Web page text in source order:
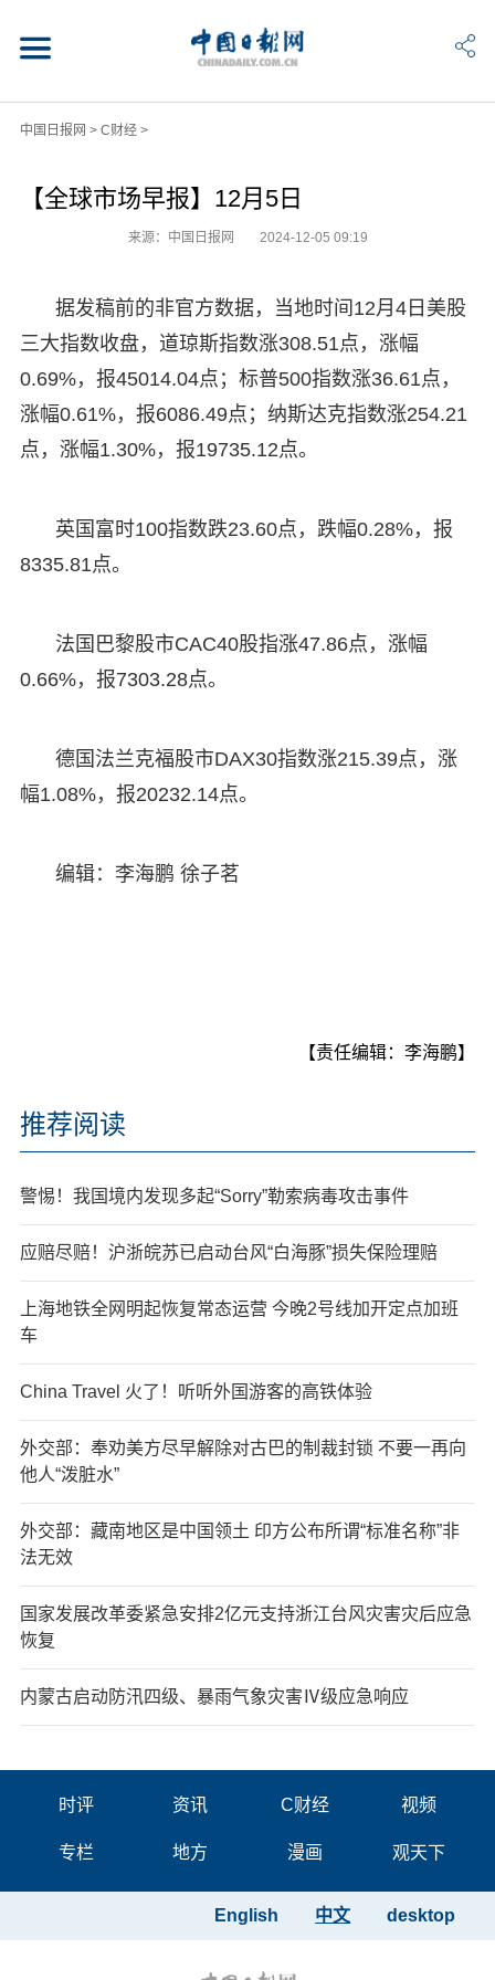
中国日报网 > C财经>
【全球市场早报】12月5日
来源：中国日报网 2024-12-05 09:19
据发稿前的非官方数据，当地时间12月4日美股
三大指数收盘，道琼斯指数涨308.51点，涨幅
0.69%，报45014.04点；标普500指数涨36.61点，
涨幅0.61%，报6086.49点；纳斯达克指数涨254.21
点，涨幅1.30%，报19735.12点。
英国富时100指数跌23.60点，跌幅0.28%，报
8335.81点。
法国巴黎股市CAC40股指涨47.86点，涨幅
0.66%，报7303.28点。
德国法兰克福股市DAX30指数涨215.39点，涨
幅1.08%，报20232.14点。
编辑：李海鹏 徐子茗
【责任编辑：李海鹏】
推荐阅读
警惕！我国境内发现多起“Sorry”勒索病毒攻击事件
应赔尽赔！沪浙皖苏已启动台风“白海豚”损失保险理赔
上海地铁全网明起恢复常态运营 今晚2号线加开定点加班
车
China Travel 火了！听听外国游客的高铁体验
外交部：奉劝美方尽早解除对古巴的制裁封锁 不要一再向
他人“泼脏水”
外交部：藏南地区是中国领土 印方公布所谓“标准名称”非
法无效
国家发展改革委紧急安排2亿元支持浙江台风灾害灾后应急
恢复
内蒙古启动防汛四级、暴雨气象灾害Ⅳ级应急响应
时评 资讯 C财经 视频
专栏 地方 漫画 观天下
desktop
中文
English